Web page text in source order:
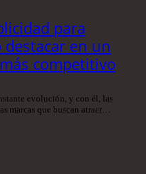
para
destacar en un
competitivo
evolución, y con él, las
marcas que buscan atraer…